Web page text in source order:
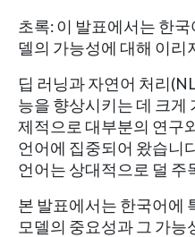
초록: 이 발표에서는 한
델의 가능성에 대해 이리
딥 러닝과 자연어 처리
능을 향상시키는 데 크게
제적으로 대부분의 연구
언어에 집중되어 왔습니
언어는 상대적으로 덜 주
본 발표에서는 한국어에
모델의 중요성과 그 가능